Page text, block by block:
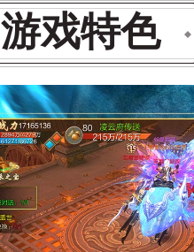
游戏特色